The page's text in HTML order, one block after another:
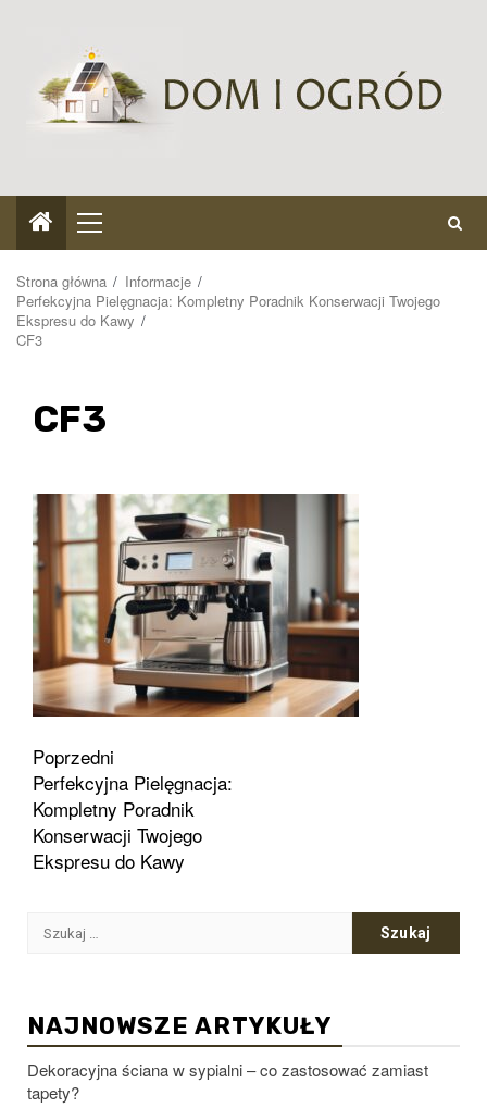
Menu
główne
Strona główna
Informacje
Perfekcyjna Pielęgnacja: Kompletny Poradnik Konserwacji Twojego
Ekspresu do Kawy
CF3
CF3
Zobacz
wpisy
Poprzedni
Perfekcyjna Pielęgnacja:
Kompletny Poradnik
Konserwacji Twojego
Ekspresu do Kawy
Szukaj:
NAJNOWSZE ARTYKUŁY
Dekoracyjna ściana w sypialni – co zastosować zamiast
tapety?